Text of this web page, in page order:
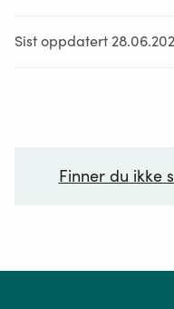
Sist oppdatert
Finner du ikke